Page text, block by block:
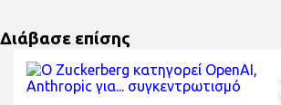
Διάβασε επίσης